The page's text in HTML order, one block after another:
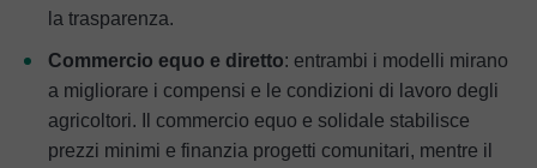
la trasparenza.
Commercio equo e diretto: entrambi i modelli mirano
a migliorare i compensi e le condizioni di lavoro degli
agricoltori. Il commercio equo e solidale stabilisce
prezzi minimi e finanzia progetti comunitari, mentre il